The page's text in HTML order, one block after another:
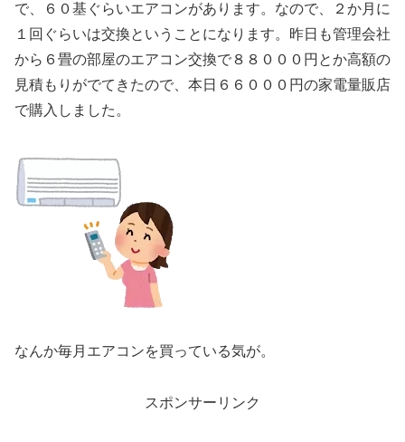
で、６０基ぐらいエアコンがあります。なので、２か月に
１回ぐらいは交換ということになります。昨日も管理会社
から６畳の部屋のエアコン交換で８８０００円とか高額の
見積もりがでてきたので、本日６６０００円の家電量販店
で購入しました。
なんか毎月エアコンを買っている気が。
スポンサーリンク